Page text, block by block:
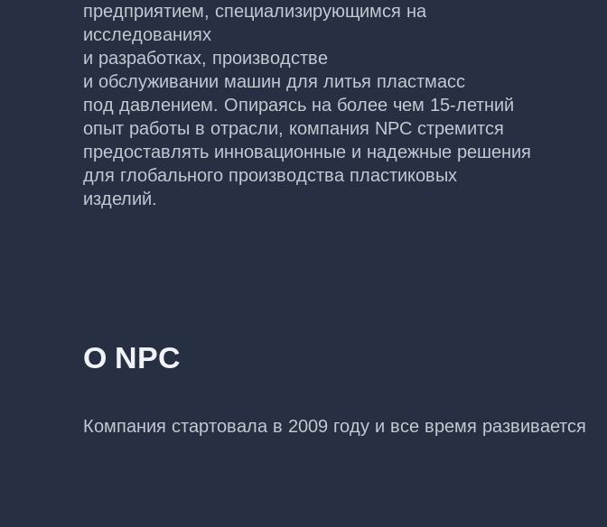
предприятием, специализирующимся на
исследованиях
и разработках, производстве
и обслуживании машин для литья пластмасс
под давлением. Опираясь на более чем 15-летний
опыт работы в отрасли, компания NPC стремится
предоставлять инновационные и надежные решения
для глобального производства пластиковых
изделий.
О NPC
Компания стартовала в 2009 году и все время развивается